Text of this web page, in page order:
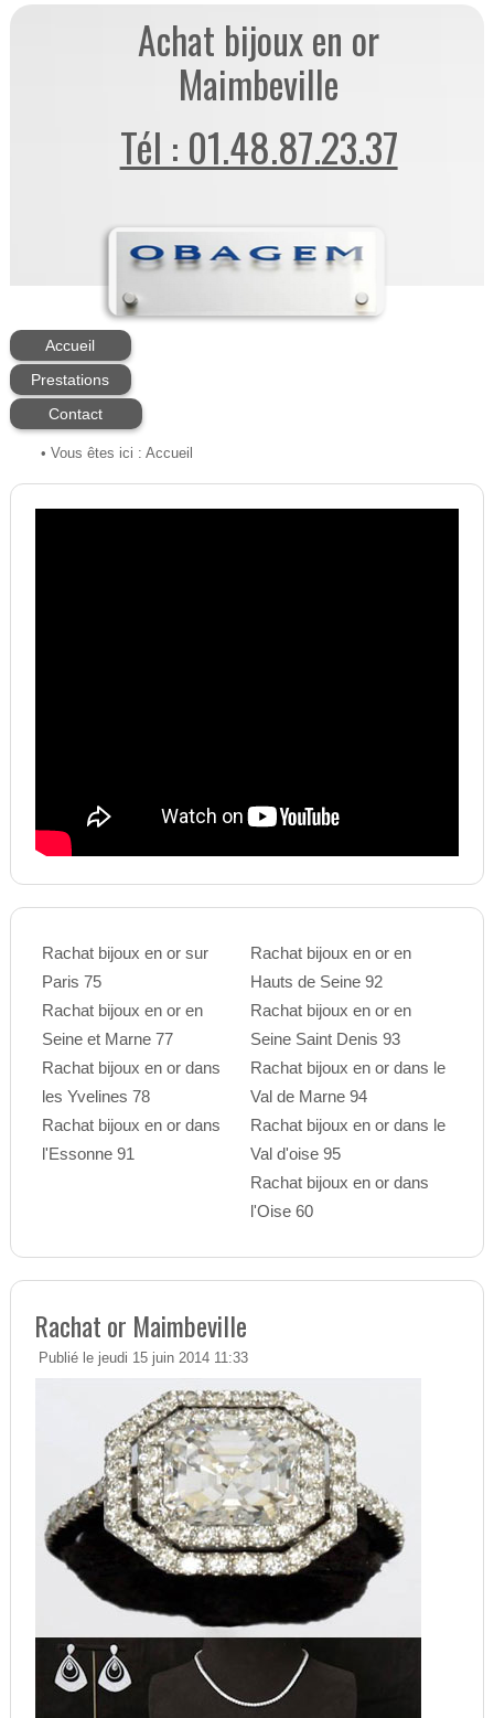
Achat bijoux en or
Maimbeville
Tél : 01.48.87.23.37
Accueil
Prestations
Contact
• Vous êtes ici : Accueil
Rachat bijoux en or sur
Paris 75
Rachat bijoux en or en
Seine et Marne 77
Rachat bijoux en or dans
les Yvelines 78
Rachat bijoux en or dans
l'Essonne 91
Rachat bijoux en or en
Hauts de Seine 92
Rachat bijoux en or en
Seine Saint Denis 93
Rachat bijoux en or dans le
Val de Marne 94
Rachat bijoux en or dans le
Val d'oise 95
Rachat bijoux en or dans
l'Oise 60
Rachat or Maimbeville
Publié le jeudi 15 juin 2014 11:33